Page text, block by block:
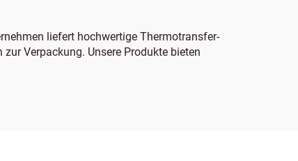
liefert hochwertige Thermotransfer-
Verpackung. Unsere Produkte bieten